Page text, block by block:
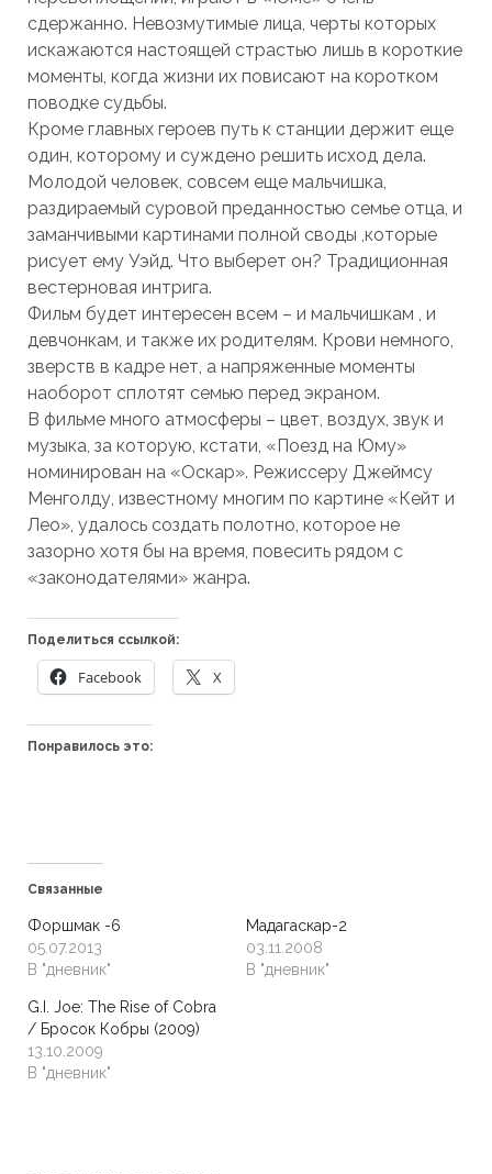
сдержанно. Невозмутимые лица, черты которых
искажаются настоящей страстью лишь в короткие
моменты, когда жизни их повисают на коротком
поводке судьбы.
Кроме главных героев путь к станции держит еще
один, которому и суждено решить исход дела.
Молодой человек, совсем еще мальчишка,
раздираемый суровой преданностью семье отца, и
заманчивыми картинами полной своды ,которые
рисует ему Уэйд. Что выберет он? Традиционная
вестерновая интрига.
Фильм будет интересен всем – и мальчишкам , и
девчонкам, и также их родителям. Крови немного,
зверств в кадре нет, а напряженные моменты
наоборот сплотят семью перед экраном.
В фильме много атмосферы – цвет, воздух, звук и
музыка, за которую, кстати, «Поезд на Юму»
номинирован на «Оскар». Режиссеру Джеймсу
Менголду, известному многим по картине «Кейт и
Лео», удалось создать полотно, которое не
зазорно хотя бы на время, повесить рядом с
«законодателями» жанра.
Поделиться ссылкой:
Facebook X
Понравилось это:
Связанные
Форшмак -6
05.07.2013
В "дневник"
Мадагаскар-2
03.11.2008
В "дневник"
G.I. Joe: The Rise of Cobra
/ Бросок Кобры (2009)
13.10.2009
В "дневник"